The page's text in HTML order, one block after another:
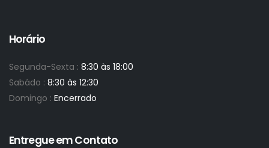
Horário
Segunda-Sexta : 8:30 às 18:00
Sabádo : 8:30 às 12:30
Domingo : Encerrado
Entregue em Contato